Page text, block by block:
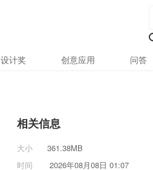
设计奖 创意应用 问答
相关信息
大小
361.38MB
时间
2026年08月08日 01:07